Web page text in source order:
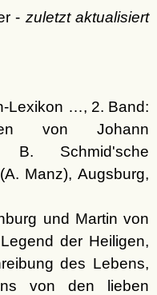
- zuletzt aktualisiert
Lexikon …, 2. Band:
von Johann
B. Schmid'sche
Manz), Augsburg,
und Martin von
der Heiligen,
des Lebens,
von den lieben